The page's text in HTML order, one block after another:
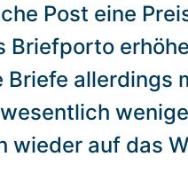
Post eine
Briefporto
allerdings
wieder auf das